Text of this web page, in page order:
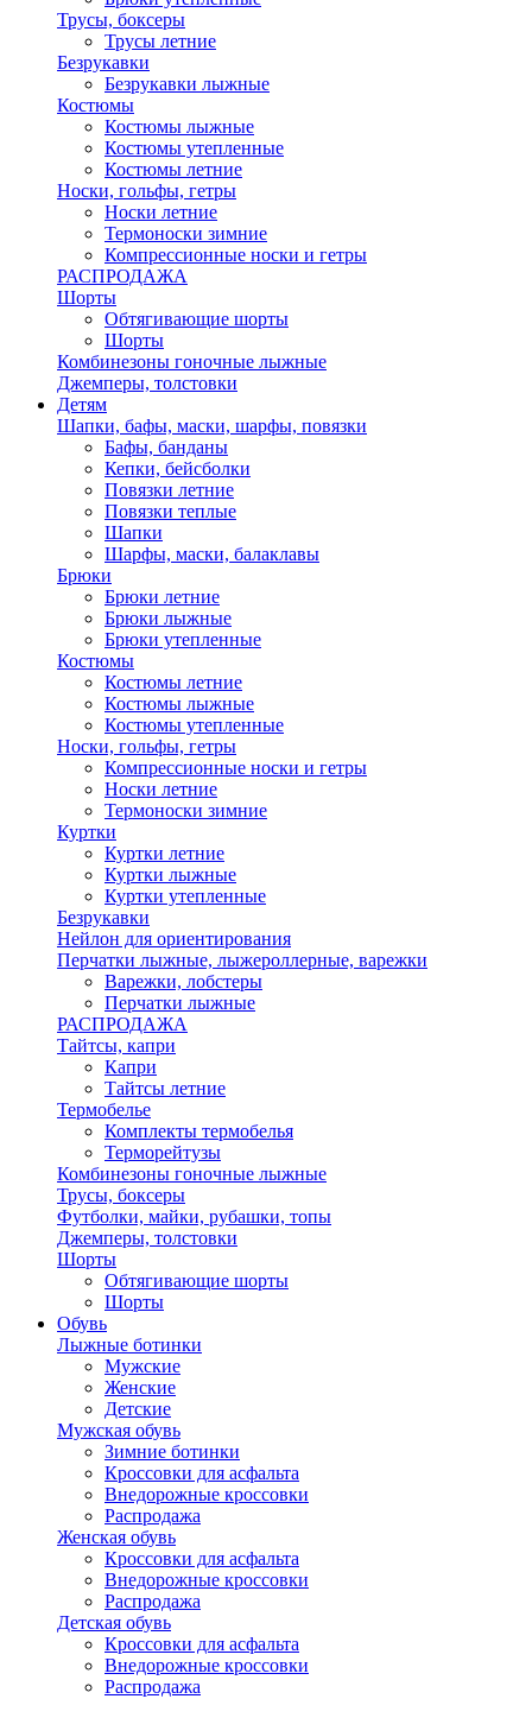
Трусы, боксеры
Трусы летние
Безрукавки
Безрукавки лыжные
Костюмы
Костюмы лыжные
Костюмы утепленные
Костюмы летние
Носки, гольфы, гетры
Носки летние
Термоноски зимние
Компрессионные носки и гетры
РАСПРОДАЖА
Шорты
Обтягивающие шорты
Шорты
Комбинезоны гоночные лыжные
Джемперы, толстовки
Детям
Шапки, бафы, маски, шарфы, повязки
Бафы, банданы
Кепки, бейсболки
Повязки летние
Повязки теплые
Шапки
Шарфы, маски, балаклавы
Брюки
Брюки летние
Брюки лыжные
Брюки утепленные
Костюмы
Костюмы летние
Костюмы лыжные
Костюмы утепленные
Носки, гольфы, гетры
Компрессионные носки и гетры
Носки летние
Термоноски зимние
Куртки
Куртки летние
Куртки лыжные
Куртки утепленные
Безрукавки
Нейлон для ориентирования
Перчатки лыжные, лыжероллерные, варежки
Варежки, лобстеры
Перчатки лыжные
РАСПРОДАЖА
Тайтсы, капри
Капри
Тайтсы летние
Термобелье
Комплекты термобелья
Терморейтузы
Комбинезоны гоночные лыжные
Трусы, боксеры
Футболки, майки, рубашки, топы
Джемперы, толстовки
Шорты
Обтягивающие шорты
Шорты
Обувь
Лыжные ботинки
Мужские
Женские
Детские
Мужская обувь
Зимние ботинки
Кроссовки для асфальта
Внедорожные кроссовки
Распродажа
Женская обувь
Кроссовки для асфальта
Внедорожные кроссовки
Распродажа
Детская обувь
Кроссовки для асфальта
Внедорожные кроссовки
Распродажа